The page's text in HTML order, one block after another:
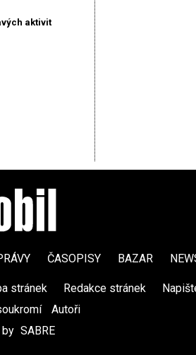
aktivit
ČASOPISY BAZAR
stránek Redakce stránek
Autoři
SABRE